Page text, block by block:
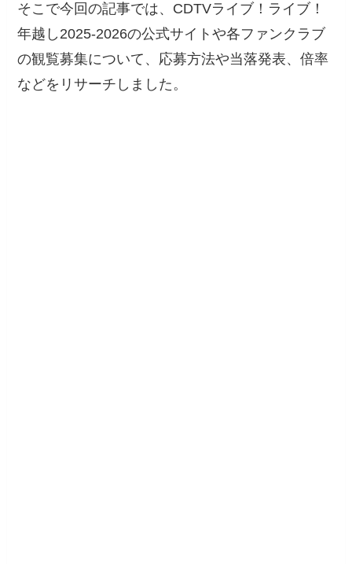
そこで今回の記事では、CDTVライブ！ライブ！
年越し2025-2026の公式サイトや各ファンクラブ
の観覧募集について、応募方法や当落発表、倍率
などをリサーチしました。